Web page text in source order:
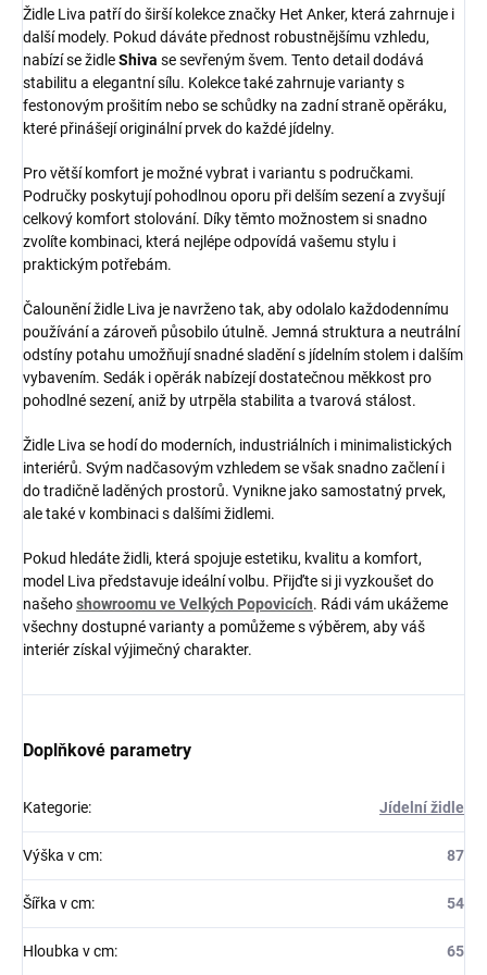
Židle Liva patří do širší kolekce značky Het Anker, která zahrnuje i
další modely. Pokud dáváte přednost robustnějšímu vzhledu,
nabízí se židleShiva se sevřeným švem. Tento detail dodává
stabilitu a elegantní sílu. Kolekce také zahrnuje varianty s
festonovým prošitím nebo se schůdky na zadní straně opěráku,
které přinášejí originální prvek do každé jídelny.
Pro větší komfort je možné vybrat i variantu s područkami.
Područky poskytují pohodlnou oporu při delším sezení a zvyšují
celkový komfort stolování. Díky těmto možnostem si snadno
zvolíte kombinaci, která nejlépe odpovídá vašemu stylu i
praktickým potřebám.
Čalounění židle Liva je navrženo tak, aby odolalo každodennímu
používání a zároveň působilo útulně. Jemná struktura a neutrální
odstíny potahu umožňují snadné sladění s jídelním stolem i dalším
vybavením. Sedák i opěrák nabízejí dostatečnou měkkost pro
pohodlné sezení, aniž by utrpěla stabilita a tvarová stálost.
Židle Liva se hodí do moderních, industriálních i minimalistických
interiérů. Svým nadčasovým vzhledem se však snadno začlení i
do tradičně laděných prostorů. Vynikne jako samostatný prvek,
ale také v kombinaci s dalšími židlemi.
Pokud hledáte židli, která spojuje estetiku, kvalitu a komfort,
model Liva představuje ideální volbu. Přijďte si ji vyzkoušet do
našehoshowroomu ve Velkých Popovicích. Rádi vám ukážeme
všechny dostupné varianty a pomůžeme s výběrem, aby váš
interiér získal výjimečný charakter.
Doplňkové parametry
Kategorie: Jídelní židle
Výška v cm: 87
Šířka v cm: 54
Hloubka v cm: 65